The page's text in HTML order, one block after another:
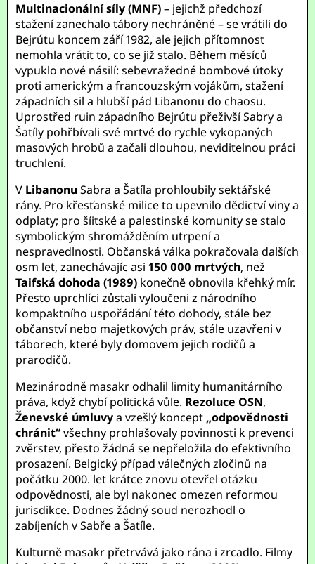
Multinacionální síly (MNF)– jejichž předchozí
stažení zanechalo tábory nechráněné – se vrátili do
Bejrútu koncem září 1982, ale jejich přítomnost
nemohla vrátit to, co se již stalo. Během měsíců
vypuklo nové násilí: sebevražedné bombové útoky
proti americkým a francouzským vojákům, stažení
západních sil a hlubší pád Libanonu do chaosu.
Uprostřed ruin západního Bejrútu přeživší Sabry a
Šatíly pohřbívali své mrtvé do rychle vykopaných
masových hrobů a začali dlouhou, neviditelnou práci
truchlení.
V LibanonuSabra a Šatíla prohloubily sektářské
rány. Pro křesťanské milice to upevnilo dědictví viny a
odplaty; pro šíitské a palestinské komunity se stalo
symbolickým shromážděním utrpení a
nespravedlnosti. Občanská válka pokračovala dalších
osm let, zanechávajíc asi150 000 mrtvých, než
Taifská dohoda (1989) konečně obnovila křehký mír.
Přesto uprchlíci zůstali vyloučeni z národního
kompaktního uspořádání této dohody, stále bez
občanství nebo majetkových práv, stále uzavřeni v
táborech, které byly domovem jejich rodičů a
prarodičů.
Mezinárodně masakr odhalil limity humanitárního
práva, když chybí politická vůle. Rezoluce OSN,
Ženevské úmluvya vzešlý koncept „odpovědnosti
chránit“všechny prohlašovaly povinnosti k prevenci
zvěrstev, přesto žádná se nepřeložila do efektivního
prosazení. Belgický případ válečných zločinů na
počátku 2000. let krátce znovu otevřel otázku
odpovědnosti, ale byl nakonec omezen reformou
jurisdikce. Dodnes žádný soud nerozhodl o
zabíjeních v Sabře a Šatíle.
Kulturně masakr přetrvává jako rána i zrcadlo. Filmy